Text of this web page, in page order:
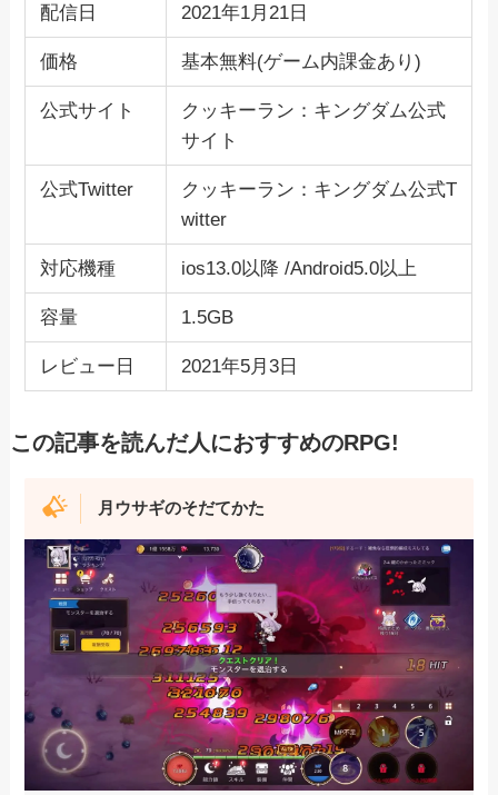
配信日 2021年1月21日
価格 基本無料(ゲーム内課金あり)
公式サイト
クッキーラン：キングダム公式
サイト
公式Twitter
クッキーラン：キングダム公式T
witter
対応機種 ios13.0以降 /Android5.0以上
容量 1.5GB
レビュー日 2021年5月3日
この記事を読んだ人におすすめのRPG!
月ウサギのそだてかた